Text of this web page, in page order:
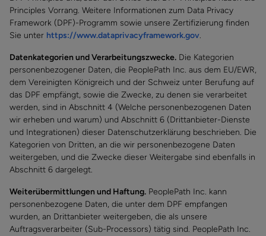
Principles Vorrang. Weitere Informationen zum Data Privacy
Framework (DPF)-Programm sowie unsere Zertifizierung finden
Sie unter https://www.dataprivacyframework.gov.
Datenkategorien und Verarbeitungszwecke. Die Kategorien
personenbezogener Daten, die PeoplePath Inc. aus dem EU/EWR,
dem Vereinigten Königreich und der Schweiz unter Berufung auf
das DPF empfängt, sowie die Zwecke, zu denen sie verarbeitet
werden, sind in Abschnitt 4 (Welche personenbezogenen Daten
wir erheben und warum) und Abschnitt 6 (Drittanbieter-Dienste
und Integrationen) dieser Datenschutzerklärung beschrieben. Die
Kategorien von Dritten, an die wir personenbezogene Daten
weitergeben, und die Zwecke dieser Weitergabe sind ebenfalls in
Abschnitt 6 dargelegt.
Weiterübermittlungen und Haftung. PeoplePath Inc. kann
personenbezogene Daten, die unter dem DPF empfangen
wurden, an Drittanbieter weitergeben, die als unsere
Auftragsverarbeiter (Sub-Processors) tätig sind. PeoplePath Inc.